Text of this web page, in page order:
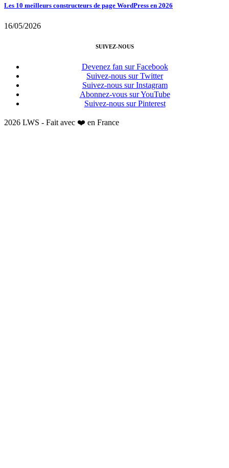
Les 10 meilleurs constructeurs de page WordPress en 2026
16/05/2026
SUIVEZ-NOUS
Devenez fan sur Facebook
Suivez-nous sur Twitter
Suivez-nous sur Instagram
Abonnez-vous sur YouTube
Suivez-nous sur Pinterest
2026 LWS - Fait avec ❤️ en France